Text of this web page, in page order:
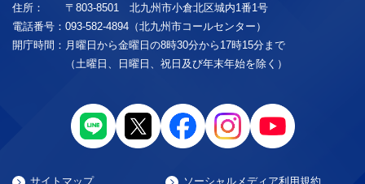
住所：
〒803-8501 北九州市小倉北区城内1番1号
電話番号： 093-582-4894（北九州市コールセンター）
開庁時間： 月曜日から金曜日の8時30分から17時15分まで
（土曜日、日曜日、祝日及び年末年始を除く）
サイトマップ ソーシャルメディア利用規約